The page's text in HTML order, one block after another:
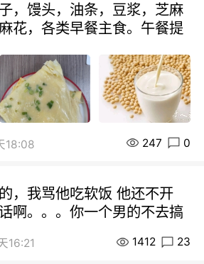
，馒头，油条，豆浆，芝麻
花，各类早餐主食。午餐提
18:08 247 0
，我骂他吃软饭 他还不开
啊。。。你一个男的不去搞
16:21 1412 23